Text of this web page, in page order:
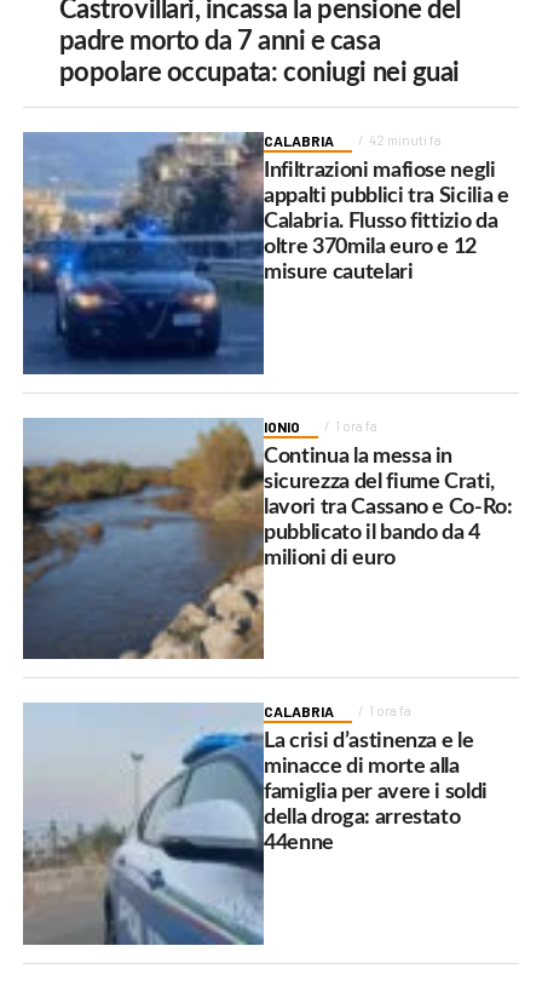
Castrovillari, incassa la pensione del
padre morto da 7 anni e casa
popolare occupata: coniugi nei guai
CALABRIA 42 minuti fa
Infiltrazioni mafiose negli
appalti pubblici tra Sicilia e
Calabria. Flusso fittizio da
oltre 370mila euro e 12
misure cautelari
IONIO 1 ora fa
Continua la messa in
sicurezza del fiume Crati,
lavori tra Cassano e Co-Ro:
pubblicato il bando da 4
milioni di euro
CALABRIA 1 ora fa
La crisi d’astinenza e le
minacce di morte alla
famiglia per avere i soldi
della droga: arrestato
44enne